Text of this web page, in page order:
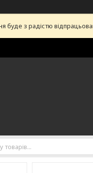
буде з радістю